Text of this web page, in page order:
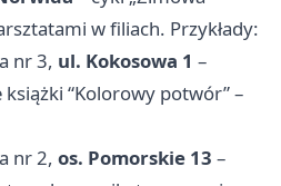
w filiach. Przykłady:
nr 3, ul. Kokosowa 1 –
“Kolorowy potwór” –
nr 2, os. Pomorskie 13 –